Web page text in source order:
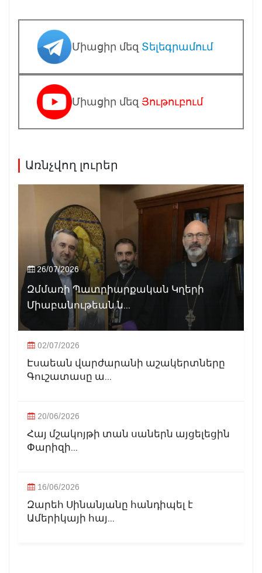
Միացիր մեզ Տելեգրամում
Միացիր մեզ Յութուբում
Առնչվող լուրեր
26/07/2026
Զմմառի Պատրիարքական Կղերի
Միաբանութեան ն...
02/07/2026
Էսաեան վարժարանի աշակերտները
Գուշատասը ա...
20/06/2026
Հայ մշակոյթի տան սաներն այցելեցին
Փարիզի...
16/06/2026
Զարեհ Սինանյանը հանդիպել է
Ամերիկայի հայ...